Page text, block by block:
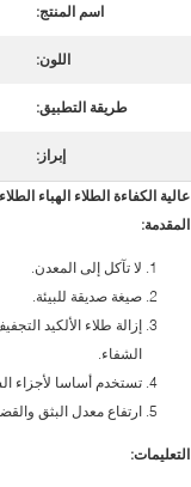
اسم المنتج:
اللون:
طريقة التطبيق:
إبراز:
عالية الكفاءة الطلاء الهباء
المقدمة:
لا تآكل إلى المعدن.
صيغة صديقة للبيئة.
إزالة طلاء الألكيد
الشفاء.
تستخدم أساسا لأجزاء
ارتفاع معدل البثق
التعليمات: